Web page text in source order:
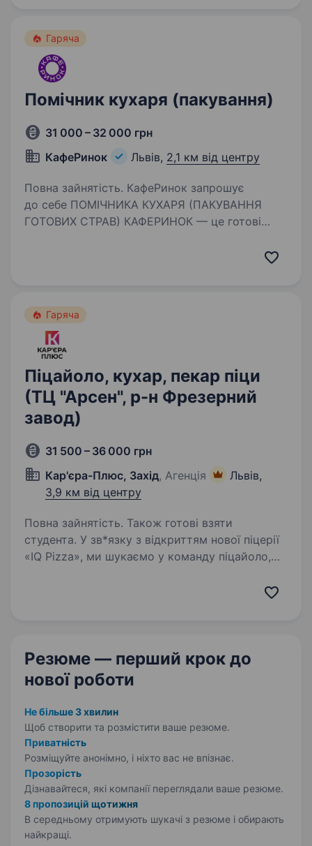
Гаряча
Помічник кухаря (пакування)
31 000 – 32 000 грн
КафеРинок
Львів, 2,1 км від центру
Повна зайнятість. КафеРинок запрошує
до себе ПОМІЧНИКА КУХАРЯ (ПАКУВАННЯ
ГОТОВИХ СТРАВ) КАФЕРИНОК — це готові
Гаряча
Піцайоло, кухар, пекар піци
(ТЦ "Арсен", р-н Фрезерний
завод)
31 500 – 36 000 грн
Кар'єра-Плюс, Захід, Агенція
Львів,
3,9 км від центру
Повна зайнятість. Також готові взяти
студента. У зв*язку з відкриттям нової піцерії
«IQ Pizza», ми шукаємо у команду піцайоло,
Резюме — перший крок до
нової роботи
Не більше 3 хвилин
Щоб створити та розмістити ваше резюме.
Приватність
Розміщуйте анонімно, і ніхто вас не впізнає.
Прозорість
Дізнавайтеся, які компанії переглядали ваше резюме.
8 пропозицій щотижня
В середньому отримують шукачі з резюме і обирають
найкращі.